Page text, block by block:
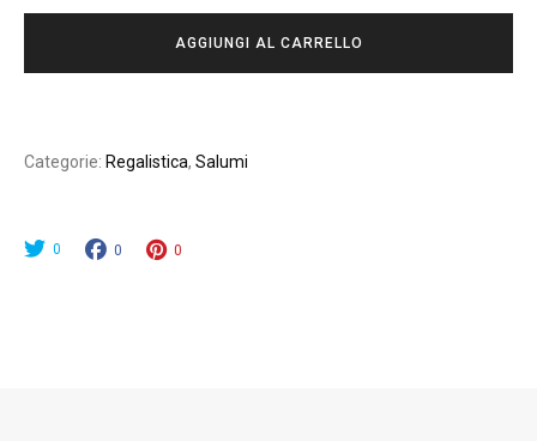
SALCHICHON
300GR.
AGGIUNGI AL CARRELLO
Categorie: Regalistica, Salumi
0 0 0